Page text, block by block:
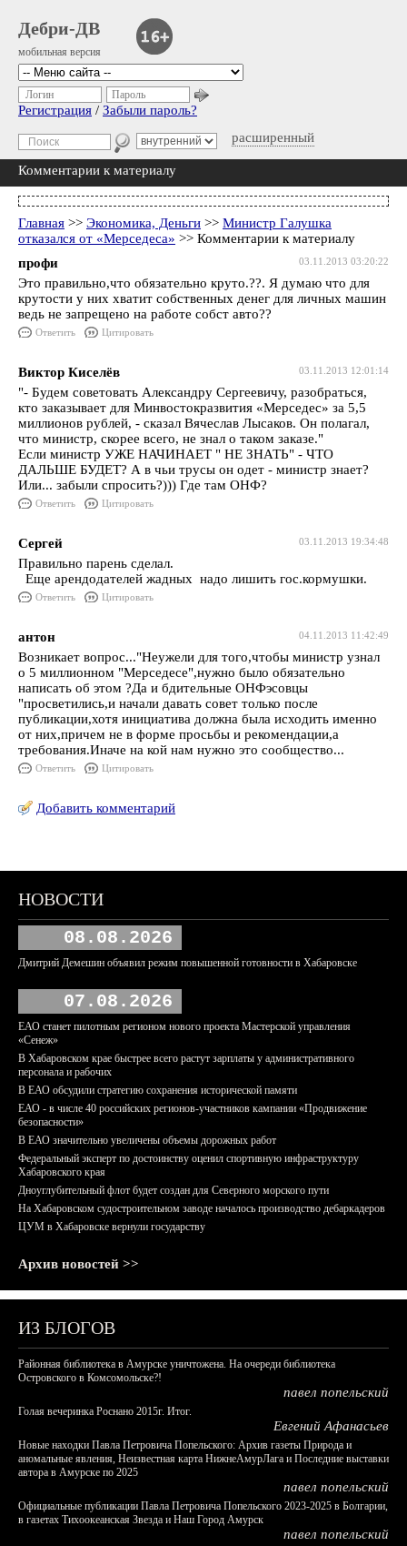
Дебри-ДВ
мобильная версия
расширенный
Логин Пароль
Регистрация / Забыли пароль?
Комментарии к материалу
Главная >> Экономика, Деньги >> Министр Галушка
отказался от «Мерседеса» >> Комментарии к материалу
03.11.2013 03:20:22
профи
Это правильно,что обязательно круто.??. Я думаю что для
крутости у них хватит собственных денег для личных машин
ведь не запрещено на работе собст авто??
Ответить Цитировать
03.11.2013 12:01:14
Виктор Киселёв
"- Будем советовать Александру Сергеевичу, разобраться,
кто заказывает для Минвостокразвития «Мерседес» за 5,5
миллионов рублей, - сказал Вячеслав Лысаков. Он полагал,
что министр, скорее всего, не знал о таком заказе."
Если министр УЖЕ НАЧИНАЕТ " НЕ ЗНАТЬ" - ЧТО
ДАЛЬШЕ БУДЕТ? А в чьи трусы он одет - министр знает?
Или... забыли спросить?))) Где там ОНФ?
Ответить Цитировать
03.11.2013 19:34:48
Сергей
Правильно парень сделал.
Еще арендодателей жадных надо лишить гос.кормушки.
Ответить Цитировать
04.11.2013 11:42:49
антон
Возникает вопрос..."Неужели для того,чтобы министр узнал
о 5 миллионном "Мерседесе",нужно было обязательно
написать об этом ?Да и бдительные ОНФэсовцы
"просветились,и начали давать совет только после
публикации,хотя инициатива должна была исходить именно
от них,причем не в форме просьбы и рекомендации,а
требования.Иначе на кой нам нужно это сообщество...
Ответить Цитировать
Добавить комментарий
НОВОСТИ
08.08.2026
Дмитрий Демешин объявил режим повышенной готовности в Хабаровске
07.08.2026
ЕАО станет пилотным регионом нового проекта Мастерской управления
«Сенеж»
В Хабаровском крае быстрее всего растут зарплаты у административного
персонала и рабочих
В ЕАО обсудили стратегию сохранения исторической памяти
ЕАО - в числе 40 российских регионов-участников кампании «Продвижение
безопасности»
В ЕАО значительно увеличены объемы дорожных работ
Федеральный эксперт по достоинству оценил спортивную инфраструктуру
Хабаровского края
Дноуглубительный флот будет создан для Северного морского пути
На Хабаровском судостроительном заводе началось производство дебаркадеров
ЦУМ в Хабаровске вернули государству
Архив новостей >>
ИЗ БЛОГОВ
Районная библиотека в Амурске уничтожена. На очереди библиотека
Островского в Комсомольске?!
павел попельский
Голая вечеринка Роснано 2015г. Итог.
Евгений Афанасьев
Новые находки Павла Петровича Попельского: Архив газеты Природа и
аномальные явления, Неизвестная карта НижнеАмурЛага и Последние выставки
автора в Амурске по 2025
павел попельский
Официальные публикации Павла Петровича Попельского 2023-2025 в Болгарии,
в газетах Тихоокеанская Звезда и Наш Город Амурск
павел попельский